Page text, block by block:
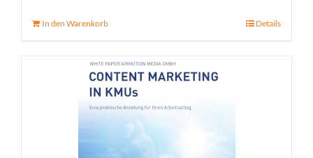
In den Warenkorb Details